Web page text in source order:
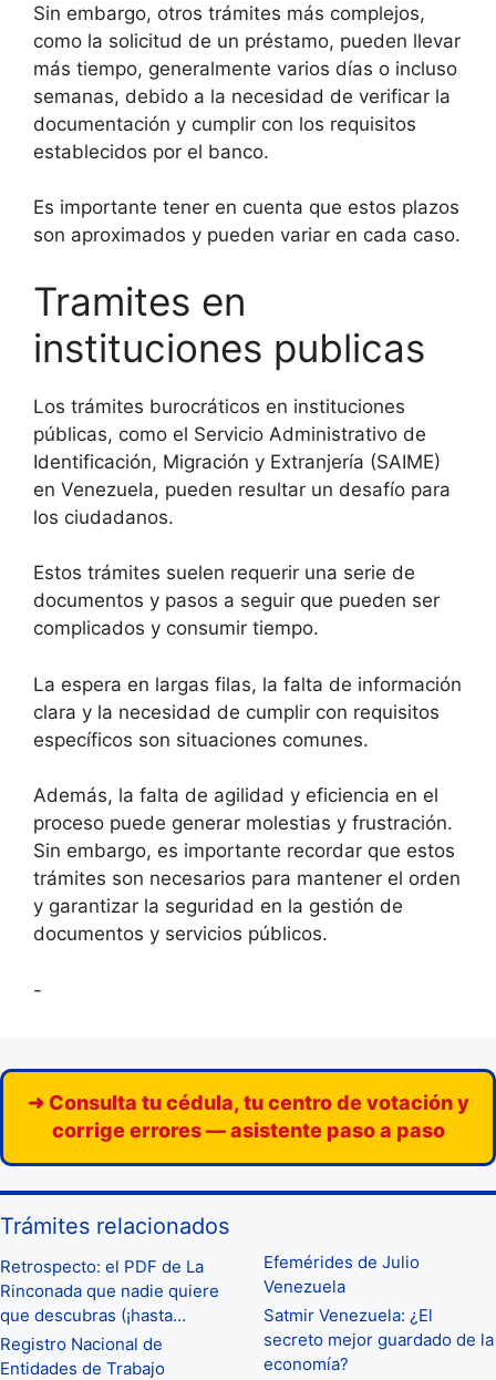
Sin embargo, otros trámites más complejos,
como la solicitud de un préstamo, pueden llevar
más tiempo, generalmente varios días o incluso
semanas, debido a la necesidad de verificar la
documentación y cumplir con los requisitos
establecidos por el banco.
Es importante tener en cuenta que estos plazos
son aproximados y pueden variar en cada caso.
Tramites en
instituciones publicas
Los trámites burocráticos en instituciones
públicas, como el Servicio Administrativo de
Identificación, Migración y Extranjería (SAIME)
en Venezuela, pueden resultar un desafío para
los ciudadanos.
Estos trámites suelen requerir una serie de
documentos y pasos a seguir que pueden ser
complicados y consumir tiempo.
La espera en largas filas, la falta de información
clara y la necesidad de cumplir con requisitos
específicos son situaciones comunes.
Además, la falta de agilidad y eficiencia en el
proceso puede generar molestias y frustración.
Sin embargo, es importante recordar que estos
trámites son necesarios para mantener el orden
y garantizar la seguridad en la gestión de
documentos y servicios públicos.
-
➜ Consulta tu cédula, tu centro de votación y
corrige errores — asistente paso a paso
Trámites relacionados
Retrospecto: el PDF de La
Rinconada que nadie quiere
que descubras (¡hasta…
Registro Nacional de
Entidades de Trabajo
Efemérides de Julio
Venezuela
Satmir Venezuela: ¿El
secreto mejor guardado de la
economía?